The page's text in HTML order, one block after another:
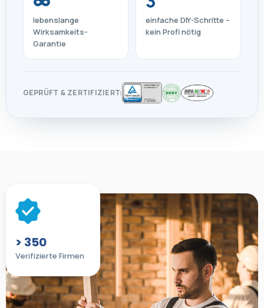
lebenslange
Wirksamkeits-
Garantie
einfache DIY-Schritte –
kein Profi nötig
GEPRÜFT & ZERTIFIZIERT:
> 350
Verifizierte Firmen